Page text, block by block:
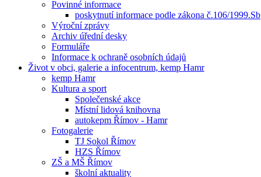
Povinné informace
poskytnutí informace podle zákona č.106/1999.Sb
Výroční zprávy
Archiv úřední desky
Formuláře
Informace k ochraně osobních údajů
Život v obci, galerie a infocentrum, kemp Hamr
kemp Hamr
Kultura a sport
Společenské akce
Místní lidová knihovna
autokepm Římov - Hamr
Fotogalerie
TJ Sokol Římov
HZS Římov
ZŠ a MŠ Římov
školní aktuality